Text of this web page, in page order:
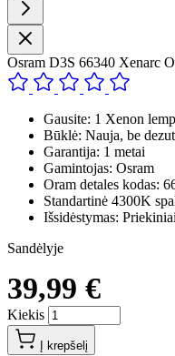
Osram D3S 66340 Xenarc
Gausite: 1 Xenon
Būklė: Nauja, be
Garantija: 1 metai
Gamintojas: Osram
Oram detales kodas:
Standartinė 4300K
Išsidėstymas:
Sandėlyje
39,99 €
Kiekis
Į krepšelį